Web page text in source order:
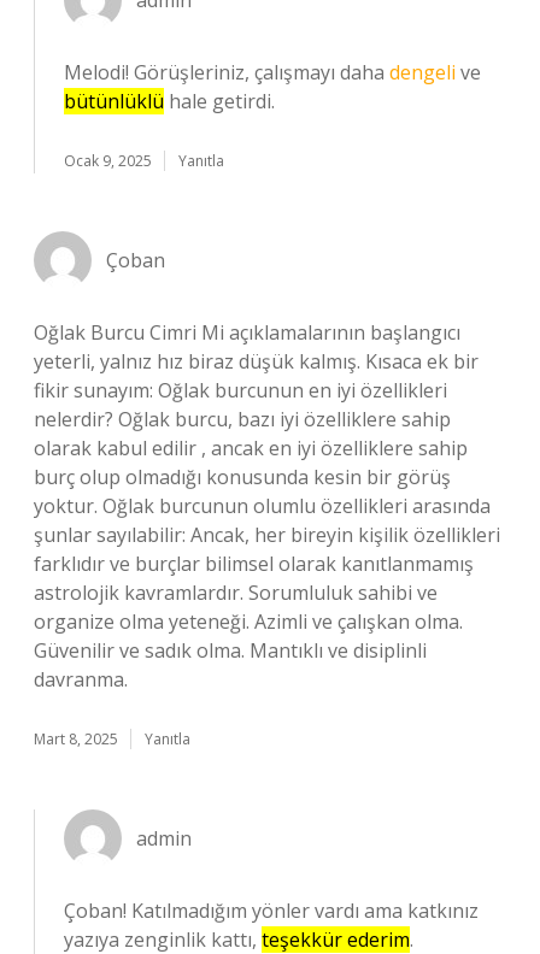
Melodi! Görüşleriniz, çalışmayı daha dengeli ve
bütünlüklü hale getirdi.
Ocak 9, 2025 Yanıtla
Çoban
Oğlak Burcu Cimri Mi açıklamalarının başlangıcı
yeterli, yalnız hız biraz düşük kalmış. Kısaca ek bir
fikir sunayım: Oğlak burcunun en iyi özellikleri
nelerdir? Oğlak burcu, bazı iyi özelliklere sahip
olarak kabul edilir , ancak en iyi özelliklere sahip
burç olup olmadığı konusunda kesin bir görüş
yoktur. Oğlak burcunun olumlu özellikleri arasında
şunlar sayılabilir: Ancak, her bireyin kişilik özellikleri
farklıdır ve burçlar bilimsel olarak kanıtlanmamış
astrolojik kavramlardır. Sorumluluk sahibi ve
organize olma yeteneği. Azimli ve çalışkan olma.
Güvenilir ve sadık olma. Mantıklı ve disiplinli
davranma.
Mart 8, 2025 Yanıtla
admin
Çoban! Katılmadığım yönler vardı ama katkınız
yazıya zenginlik kattı, teşekkür ederim.